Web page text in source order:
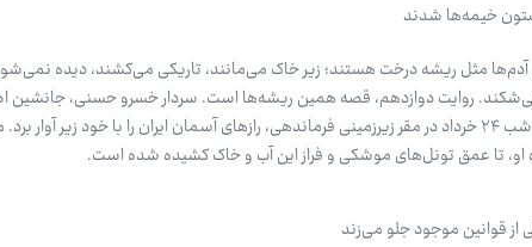
ستون خیمه‌ها شدند
مثل ریشه درخت هستند؛ زیر خاک می‌مانند، تاریکی می‌کشند، دیده
روایت دوازدهم، قصه همین ریشه‌ها است. سردار خسرو حسنی، جانشین
«برادر اطلاعاتی» کم‌حرف که شب ۲۴ خرداد در مقر زیرزمینی فرماندهی، رازهای آسمان ایران را با خود زیر
او، تا عمق تونل‌های موشکی و فراز این آب و خاک کشیده شده است.
قوانین موجود جلو می‌زند